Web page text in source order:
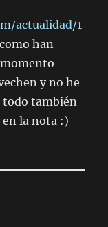
actualidad/1
han
momento
y no he
todo también
la nota :)